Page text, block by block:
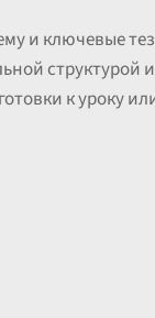
и ключевые
к уроку